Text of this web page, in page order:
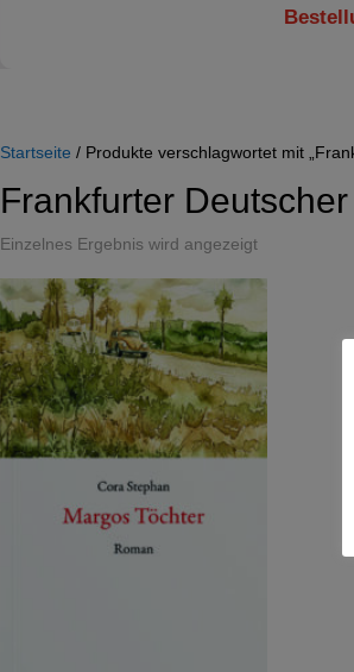
Startseite / Produkte verschlagwortet mit
Frankfurter
Einzelnes Ergebnis wird angezeigt